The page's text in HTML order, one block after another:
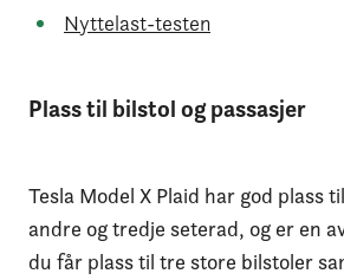
Nyttelast-testen
Plass til bilstol og passasjer
Tesla Model X Plaid har god plass
andre og tredje seterad, og er en
du får plass til tre store bilstoler